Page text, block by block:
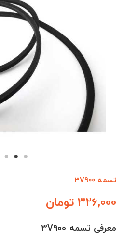
تسمه 3V900
326,000 تومان
معرفی تسمه 3V900